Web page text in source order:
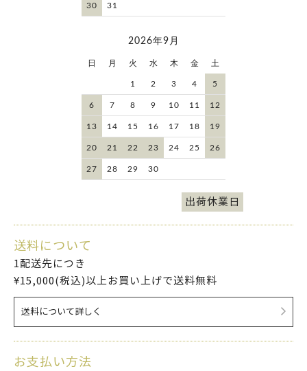
30 31
2026年9月
日 月 火 水 木 金 土
1 2 3 4 5
6 7 8 9 10 11 12
13 14 15 16 17 18 19
20 21 22 23 24 25 26
27 28 29 30
出荷休業日
送料について
1配送先につき
¥15,000(税込)以上お買い上げで送料無料
送料について詳しく
お支払い方法